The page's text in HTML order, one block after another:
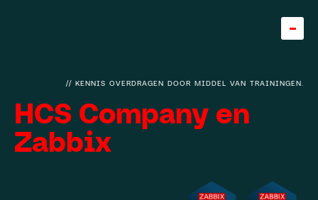
Team
About
// KENNIS OVERDRAGEN DOOR MIDDEL VAN TRAININGEN.
HCS Company en
Zabbix